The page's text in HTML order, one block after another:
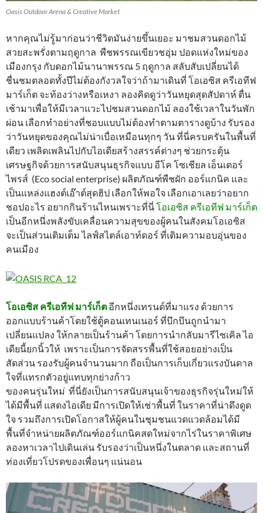
Oasis Outdoor Arena & Creative Market
หากคุณไม่รู้มาก่อนว่าชีวิตมันง่ายขึ้นเยอะ มาชมสวนดอกไม้
สวยสะพรั่งตามฤดูกาล พืชพรรณเขียวชอุ่ม ปอดแห่งใหม่ของ
เมืองกรุง กับดอกไม้นานาพรรณ 5 ฤดูกาล สลับสับเปลี่ยนได้
ชื่นชมตลอดทั้งปีไม่ต้องกังวลใจว่าถ้ามาเดินที่ โอเอซิส ครีเอทีฟ
มาร์เก็ต จะท้องว่างหรือเหงา ลองคิดดูว่าวันหยุดสุดสัปดาห์ ตื่น
เช้ามาเพื่อให้มีเวลาแวะไปชมสวนดอกไม้ ลองใช้เวลาในวันพัก
ผ่อน เลือกทำอย่างที่ชอบแบบไม่ต้องทำตามตารางดูบ้าง รับรอง
ว่าวันหยุดของคุณไม่น่าเบื่อเหมือนทุกๆ วัน ที่นี่ครบครันในพื้นที่
เดียว เพลิดเพลินไปกับไอเดียสร้างสรรค์ต่างๆ ช่วยกระตุ้น
เศรษฐกิจด้วยการสนับสนุนธุรกิจแบบ อีโค โซเชียล เอ็นเตอร์
ไพรส์ (Eco social enterprise) ผลิตภัณฑ์พืชผัก ออร์แกนิค และ
เป็นแหล่งแฮงต์เอ๊าต์สุดฮิป เลือกให้พอใจ เลือกเอาเลยว่าอยาก
ชอปอะไร อยากกินร้านไหนเพราะที่นี่โอเอซิส ครีเอทีฟ มาร์เก็ต
เป็นอีกหนึ่งพลังขับเคลื่อนความสุขของผู้คนในสังคมโอเอซิส
จะเป็นส่วนเติมเต็ม ไลฟ์สไตล์เอาท์ดอร์ ที่เติมความอบอุ่นของ
คนเมือง
โอเอซิส ครีเอทีฟ มาร์เก็ต อีกหนึ่งเทรนด์ที่มาแรง ด้วยการ
ออกแบบร้านค้าโดยใช้ตู้คอนเทนเนอร์ ที่บึกบึนถูกนำมา
เปลี่ยนแปลง ให้กลายเป็นร้านค้า โดยการนำกลับมารีไซเคิล ไอ
เดียนี้ยกนิ้วให้ เพราะเป็นการจัดสรรพื้นที่ใช้สอยอย่างเป็น
สัดส่วน รองรับผู้คนจำนวนมาก ถือเป็นการเก็บเกี่ยวแรงบันดาล
ใจที่แทรกตัวอยู่แทบทุกย่างก้าว
ของคนรุ่นใหม่ ที่นี่ยังเป็นการสนับสนุนเจ้าของธุรกิจรุ่นใหม่ให้
ได้มีพื้นที่ แสดงไอเดีย มีการเปิดให้เช่าพื้นที่ ในราคาที่น่าดึงดูด
ใจ รวมถึงการเปิดโอกาสให้ผู้คนในชุมชนแวดแวดล้อมได้มี
พื้นที่จำหน่ายผลิตภัณฑ์ออร์แกนิคสดใหม่จากไร่ในราคาพิเศษ
ลองหาเวลาไปเดินเล่น รับรองว่าเป็นหนึ่งในตลาด และสถานที่
ท่องเที่ยวโปรดของเพื่อนๆ แน่นอน